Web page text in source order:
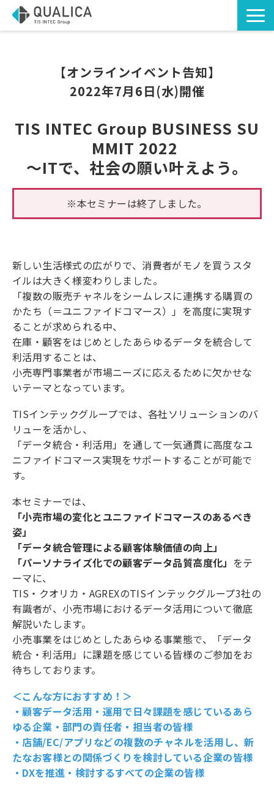
ソリューション・サービス【オンラインイベント告知】
2022年7月6日(水)開催
TIS INTEC Group BUSINESS SU
MMIT 2022
～ITで、社会の願い叶えよう。
※本セミナーは終了しました。
新しい生活様式の広がりで、消費者がモノを買うスタ
イルは大きく様変わりしました。
「複数の販売チャネルをシームレスに連携する購買の
かたち（＝ユニファイドコマース）」を高度に実現す
ることが求められる中、
在庫・顧客をはじめとしたあらゆるデータを統合して
利活用することは、
小売専門事業者が市場ニーズに応えるために欠かせな
いテーマとなっています。
TISインテックグループでは、各社ソリューションのバ
リューを活かし、
「データ統合・利活用」を通して一気通貫に高度なユ
ニファイドコマース実現をサポートすることが可能で
す。
本セミナーでは、
「小売市場の変化とユニファイドコマースのあるべき
姿」
「データ統合管理による顧客体験価値の向上」
「パーソナライズ化での顧客データ品質高度化」 をテ
ーマに、
TIS・クオリカ・AGREXのTISインテックグループ3社の
有識者が、小売市場におけるデータ活用について徹底
解説いたします。
小売事業をはじめとしたあらゆる事業態で、「データ
統合・利活用」に課題を感じている皆様のご参加をお
待ちしております。
＜こんな方におすすめ！＞
・顧客データ活用・運用で日々課題を感じているあら
ゆる企業・部門の責任者・担当者の皆様
・店舗/EC/アプリなどの複数のチャネルを活用し、新
たなお客様との関係づくりを検討している企業の皆様
・DXを推進・検討するすべての企業の皆様